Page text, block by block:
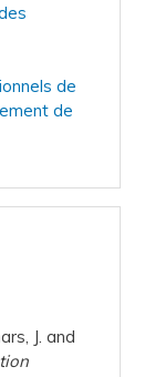
de
de
J. and